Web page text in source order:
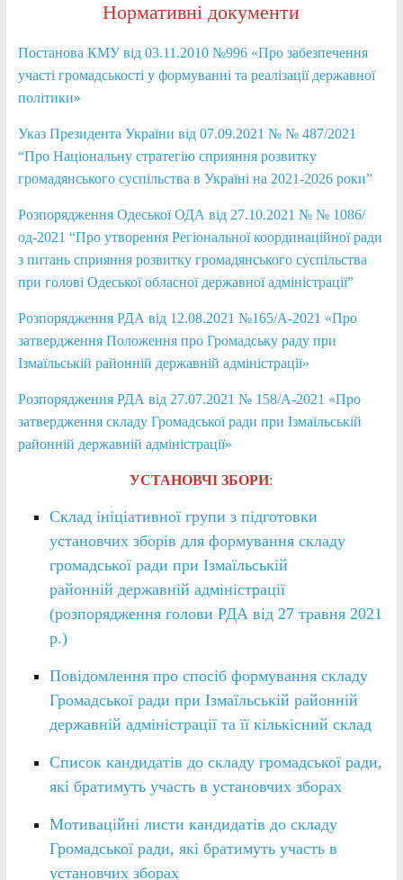
Нормативні документи
Постанова КМУ від 03.11.2010 №996 «Про забезпечення
участі громадськості у формуванні та реалізації державної
політики»
Указ Президента України від 07.09.2021 № № 487/2021
“Про Національну стратегію сприяння розвитку
громадянського суспільства в Україні на 2021-2026 роки”
Розпорядження Одеської ОДА від 27.10.2021 № № 1086/
од-2021 “Про утворення Регіональної координаційної ради
з питань сприяння розвитку громадянського суспільства
при голові Одеської обласної державної адміністрації”
Розпорядження РДА від 12.08.2021 №165/А-2021 «Про
затвердження Положення про Громадську раду при
Ізмаїльській районній державній адміністрації»
Розпорядження РДА від 27.07.2021 № 158/А-2021 «Про
затвердження складу Громадської ради при Ізмаїльській
районній державній адміністрації»
УСТАНОВЧІ ЗБОРИ:
Склад ініціативної групи з підготовки
установчих зборів для формування складу
громадської ради при Ізмаїльській
районній державній адміністрації
(розпорядження голови РДА від 27 травня 2021
р.)
Повідомлення про спосіб формування складу
Громадської ради при Ізмаїльській районній
державній адміністрації та її кількісний склад
Список кандидатів до складу громадської ради,
які братимуть участь в установчих зборах
Мотиваційні листи кандидатів до складу
Громадської ради, які братимуть участь в
установчих зборах